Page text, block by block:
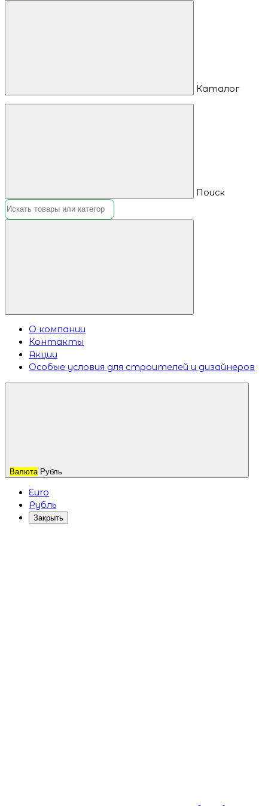
Каталог
Поиск
О компании
Контакты
Акции
Особые условия для строителей и дизайнеров
Валюта Рубль
Euro
Рубль
Закрыть